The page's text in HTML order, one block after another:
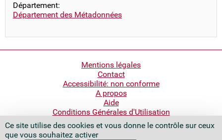
Ce site utilise des cookies et vous donne le contrôle sur ceux
que vous souhaitez activer
Département:
Département des Métadonnées
Mentions légales
Contact
Accessibilité: non conforme
A propos
Aide
Conditions Générales d'Utilisation
Bibliothèque nationale de France
Quai François Mauriac